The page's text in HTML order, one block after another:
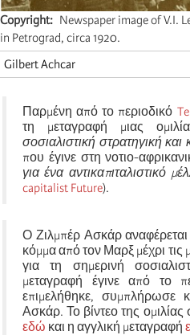
Copyright
Newspaper image of V.I.
in Petrograd, circa 1920.
Gilbert Achcar
Παρμένη από το περιοδικό
τη μεταγραφή μιας
σοσιαλιστική στρατηγική και
που έγινε στη νοτιο-
για ένα αντικαπιταλιστικό
capitalist Future).
Ο Ζιλμπέρ Ασκάρ αναφέρεται
κόμμα από τον Μαρξ μέχρι τις
για τη σημερινή
μεταγραφή έγινε από το
επιμελήθηκε, συμπλήρωσε
Ασκάρ. Το βίντεο της ομιλίας
εδώ και η αγγλική μεταγραφή